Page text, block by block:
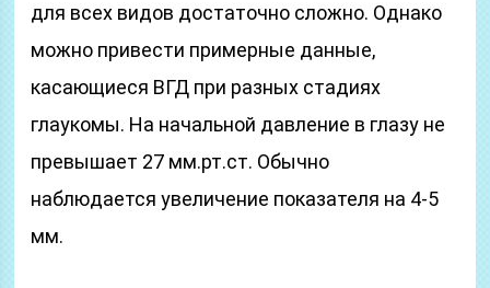
для всех видов достаточно сложно. Однако
можно привести примерные данные,
касающиеся ВГД при разных стадиях
глаукомы. На начальной давление в глазу не
превышает 27 мм.рт.ст. Обычно
наблюдается увеличение показателя на 4-5
мм.